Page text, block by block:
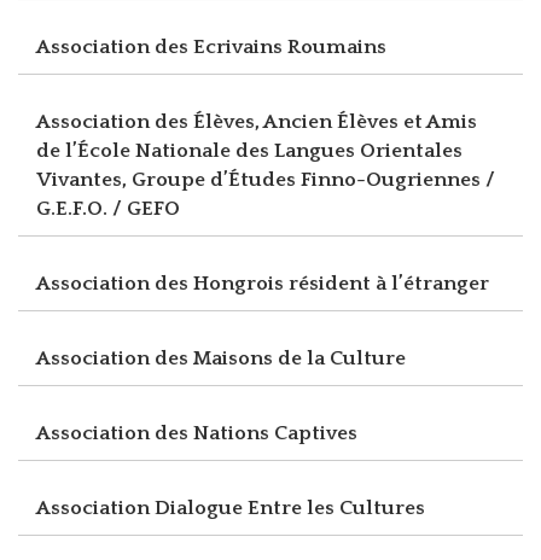
Association des Ecrivains Roumains
Association des Élèves, Ancien Élèves et Amis
de l’École Nationale des Langues Orientales
Vivantes, Groupe d’Études Finno-Ougriennes /
G.E.F.O. / GEFO
Association des Hongrois résident à l’étranger
Association des Maisons de la Culture
Association des Nations Captives
Association Dialogue Entre les Cultures